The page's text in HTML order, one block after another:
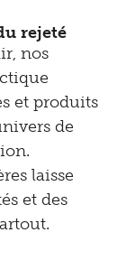
rejeté
nos
et produits
de
laisse
et des